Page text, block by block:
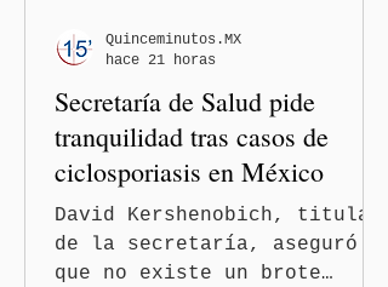
Secretaría de Salud pide
tranquilidad tras casos de
ciclosporiasis en México
David Kershenobich, titular
de la secretaría, aseguró
que no existe un brote
Quinceminutos.MX
hace 21 horas